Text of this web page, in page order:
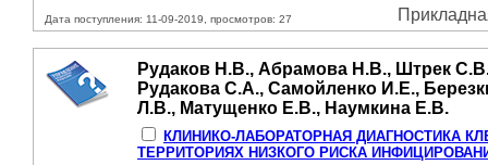
Дата поступления: 11-09-2019, просмотров: 27
Рудаков Н.В., Абрамова Н.В., Штрек
Рудакова С.А., Самойленко И.Е.,
Л.В., Матущенко Е.В., Наумкина Е.В.
КЛИНИКО-ЛАБОРАТОРНАЯ ДИАГНОСТИКА
ТЕРРИТОРИЯХ НИЗКОГО РИСКА ИНФИЦИРОВАНИЯ